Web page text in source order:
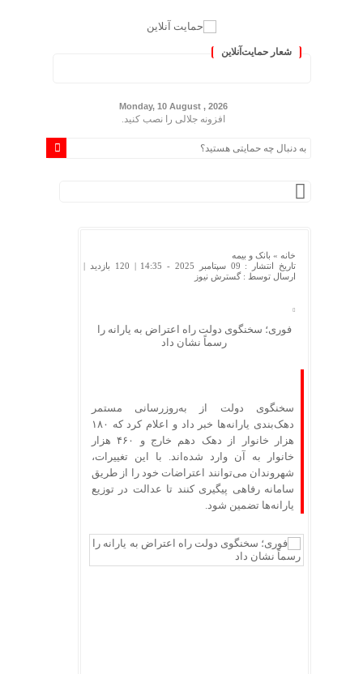
شعار حمایت‌آنلاین
Monday, 10 August , 2026
افزونه جلالی را نصب کنید.
خانه » بانک و بیمه
تاریخ انتشار : 09 سپتامبر 2025 - 14:35 |
120 بازدید
|
ارسال توسط :گسترش نیوز
فوری؛ سخنگوی دولت راه اعتراض به یارانه را
رسماً نشان داد
سخنگوی دولت از به‌روزرسانی مستمر
دهک‌بندی یارانه‌ها خبر داد و اعلام کرد که ۱۸۰
هزار خانوار از دهک دهم خارج و ۴۶۰ هزار
خانوار به آن وارد شده‌اند. با این تغییرات،
شهروندان می‌توانند اعتراضات خود را از طریق
سامانه رفاهی پیگیری کنند تا عدالت در توزیع
یارانه‌ها تضمین شود.